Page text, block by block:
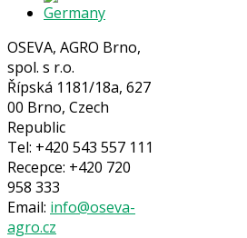
OSEVA, AGRO Brno,
spol. s r.o.
Řípská 1181/18a, 627
00 Brno, Czech
Republic
Tel: +420 543 557 111
Recepce: +420 720
958 333
Email: info@oseva-
agro.cz